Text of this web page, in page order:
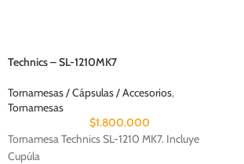
Technics – SL-1210MK7
Tornamesas / Cápsulas / Accesorios,
Tornamesas
$1.800.000
Tornamesa Technics SL-1210 MK7. Incluye
Cupúla